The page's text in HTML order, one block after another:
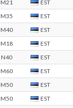
M21 EST
M35 EST
M40 EST
M18 EST
N40 EST
M60 EST
M50 EST
M50 EST